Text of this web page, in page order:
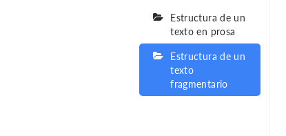
Estructura de un
texto en prosa
Estructura de un
texto
fragmentario